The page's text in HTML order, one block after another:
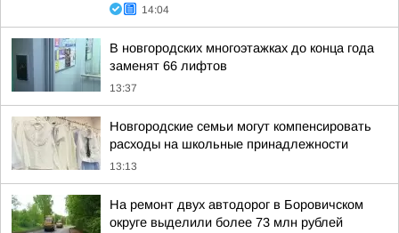
14:04
В новгородских многоэтажках до конца года
заменят 66 лифтов
13:37
Новгородские семьи могут компенсировать
расходы на школьные принадлежности
13:13
На ремонт двух автодорог в Боровичском
округе выделили более 73 млн рублей